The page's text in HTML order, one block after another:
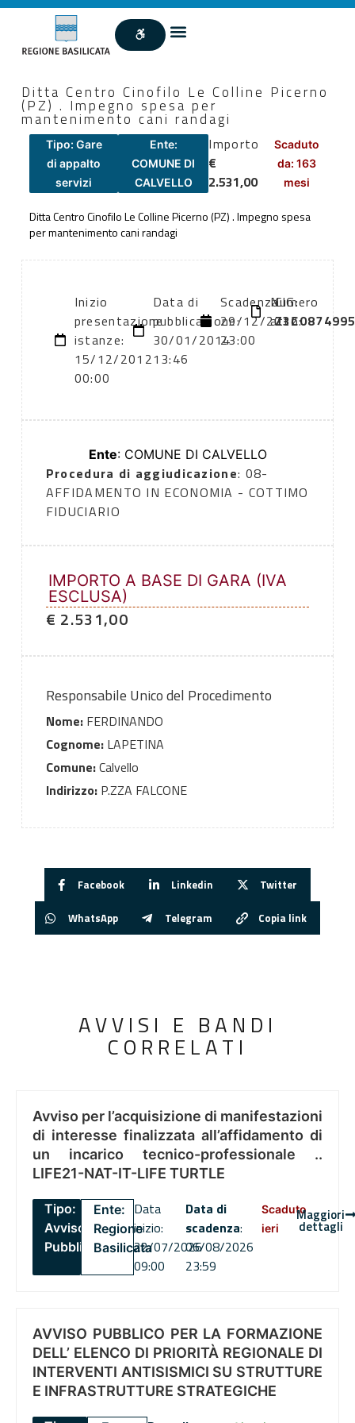
Ditta Centro Cinofilo Le Colline Picerno
(PZ) . Impegno spesa per
mantenimento cani randagi
Tipo: Gare
di appalto
servizi
Ente:
COMUNE DI
CALVELLO
Importo
€
2.531,00
Scaduto
da: 163
mesi
Ditta Centro Cinofilo Le Colline Picerno (PZ) . Impegno spesa
per mantenimento cani randagi
Inizio
presentazione
istanze:
15/12/2012
00:00
Data di
pubblicazione:
30/01/2014
13:46
Scadenza:
29/12/2012
23:00
Numero
atto:
CIG:
Ente: COMUNE DI CALVELLO
Procedura di aggiudicazione: 08-
AFFIDAMENTO IN ECONOMIA - COTTIMO
FIDUCIARIO
IMPORTO A BASE DI GARA (IVA
ESCLUSA)
€ 2.531,00
Responsabile Unico del Procedimento
Nome:FERDINANDO
Cognome:LAPETINA
Comune:Calvello
Indirizzo:P.ZZA FALCONE
Facebook Linkedin Twitter
WhatsApp Telegram Copia link
AVVISI E BANDI
CORRELATI
Avviso per l’acquisizione di manifestazioni
di interesse finalizzata all’affidamento di
un incarico tecnico-professionale ..
LIFE21-NAT-IT-LIFE TURTLE
Tipo:
Avviso
Pubblico
Ente:
Regione
Basilicata
Data
inizio:
22/07/2026
09:00
Data di
scadenza:
06/08/2026
23:59
Scaduto
ieri
Maggiori
dettagli
AVVISO PUBBLICO PER LA FORMAZIONE
DELL’ ELENCO DI PRIORITÀ REGIONALE DI
INTERVENTI ANTISISMICI SU STRUTTURE
E INFRASTRUTTURE STRATEGICHE